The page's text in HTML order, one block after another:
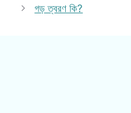
গড় ত্বরণ কি?